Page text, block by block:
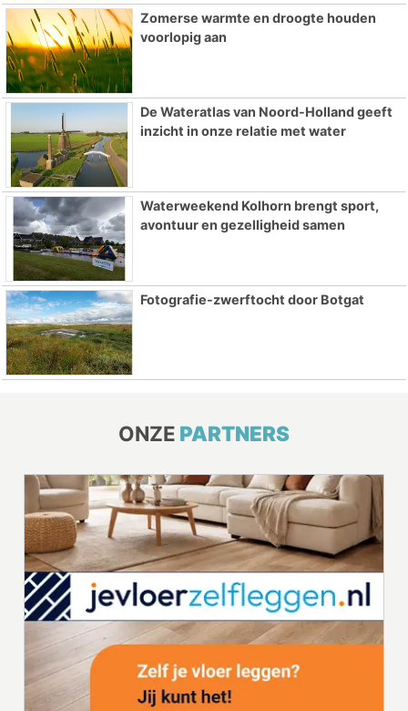
Zomerse warmte en droogte houden
voorlopig aan
De Wateratlas van Noord-Holland geeft
inzicht in onze relatie met water
Waterweekend Kolhorn brengt sport,
avontuur en gezelligheid samen
Fotografie-zwerftocht door Botgat
ONZE PARTNERS